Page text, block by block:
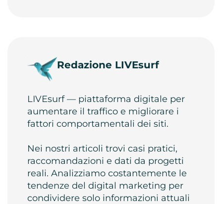
Redazione LIVEsurf
LIVEsurf — piattaforma digitale per
aumentare il traffico e migliorare i
fattori comportamentali dei siti.
Nei nostri articoli trovi casi pratici,
raccomandazioni e dati da progetti
reali. Analizziamo costantemente le
tendenze del digital marketing per
condividere solo informazioni attuali